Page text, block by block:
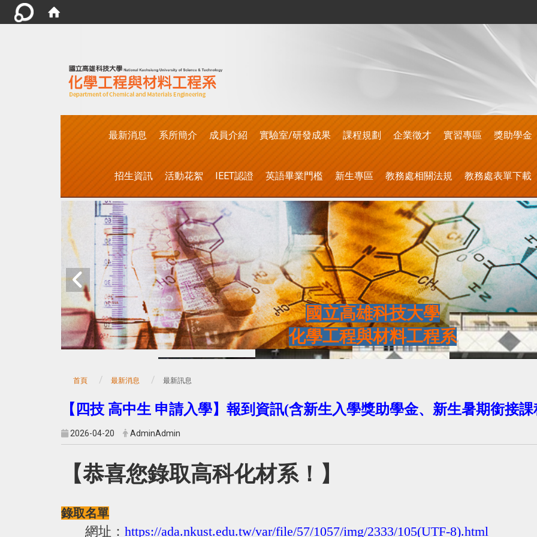
最新消息 系所簡介 成員介紹 實驗室/研發成果 課程規劃 企業徵才 實習專區 獎助學金
招生資訊 活動花絮 IEET認證 英語畢業門檻 新生專區 教務處相關法規 教務處表單下載
國立高雄科技大學
化學工程與材料工程系
首頁 最新消息 最新訊息
【 四技 高中生 申請入學】報到資訊(含新生入學獎助學金、新生暑期銜接課
2026-04-20 AdminAdmin
【恭喜您錄取高科化材系！】
錄取名單
網址： https://ada.nkust.edu.tw/var/file/57/1057/img/2333/105(UTF-8).html